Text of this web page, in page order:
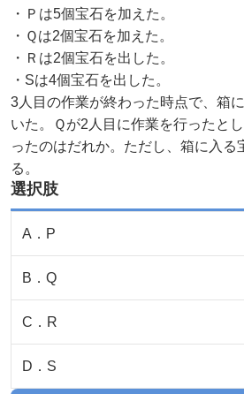
・Ｐは5個宝石を加えた。
・Ｑは2個宝石を加えた。
・Ｒは2個宝石を出した。
・Sは4個宝石を出した。
3人目の作業が終わった時点で、箱
いた。Ｑが2人目に作業を行ったと
ったのはだれか。ただし、箱に入る
る。
選択肢
A ． P
B ． Q
C ． R
D ． S